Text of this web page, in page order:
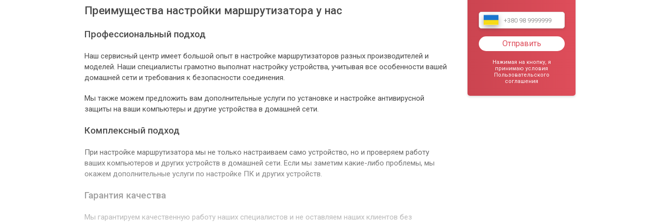
Преимущества настройки маршрутизатора у нас
Профессиональный подход
Наш сервисный центр имеет большой опыт в настройке маршрутизаторов разных производителей и
моделей. Наши специалисты грамотно выполнат настройку устройства, учитывая все особенности вашей
домашней сети и требования к безопасности соединения.
Мы также можем предложить вам дополнительные услуги по установке и настройке антивирусной
защиты на ваши компьютеры и другие устройства в домашней сети.
Комплексный подход
При настройке маршрутизатора мы не только настраиваем само устройство, но и проверяем работу
ваших компьютеров и других устройств в домашней сети. Если мы заметим какие-либо проблемы, мы
окажем дополнительные услуги по настройке ПК и других устройств.
Гарантия качества
Мы гарантируем качественную работу наших специалистов и не оставляем наших клиентов без
Отправить
Нажимая на кнопку, я
принимаю условия
Пользовательского
соглашения